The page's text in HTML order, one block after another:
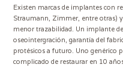
Existen marcas de implantes con
Straumann, Zimmer, entre otras)
menor trazabilidad. Un implante
oseointergración, garantía del
protésicos a futuro. Uno genérico
complicado de restaurar en 10